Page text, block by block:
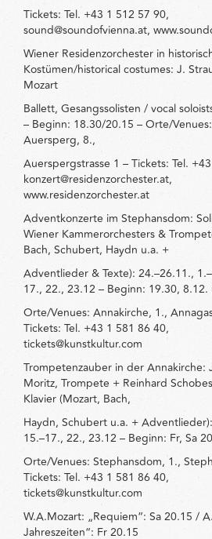
Tickets: Tel. +43 1 512 57 90,
sound@soundofvienna.at,
Wiener Residenzorchester in
Kostümen/historical costumes: J.
Mozart
Ballett, Gesangssolisten / vocal
– Beginn: 18.30/20.15 – Orte/Venues:
Auersperg, 8.,
Auerspergstrasse 1 – Tickets: Tel.
konzert@residenzorchester.at,
www.residenzorchester.at
Adventkonzerte im Stephansdom:
Wiener Kammerorchesters &
Bach, Schubert, Haydn u.a. +
Adventlieder & Texte): 24.–26.11.,
17., 22., 23.12 – Beginn: 19.30,
Orte/Venues: Annakirche, 1.,
Tickets: Tel. +43 1 581 86 40,
tickets@kunstkultur.com
Trompetenzauber in der Annakirche:
Moritz, Trompete + Reinhard
Klavier (Mozart, Bach,
Haydn, Schubert u.a. +
15.–17., 22., 23.12 – Beginn: Fr, Sa
Orte/Venues: Stephansdom, 1.,
Tickets: Tel. +43 1 581 86 40,
tickets@kunstkultur.com
W.A.Mozart: „Requiem“: Sa 20.15 /
Jahreszeiten“: Fr 20.15